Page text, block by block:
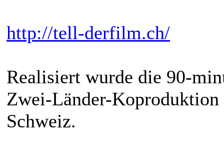
http://tell-derfilm.ch/
Realisiert wurde die 90-
Zwei-Länder-
Schweiz.